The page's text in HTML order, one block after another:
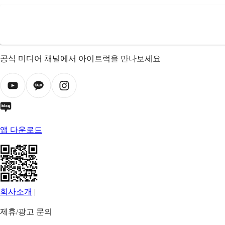
공식 미디어 채널에서 아이트럭을 만나보세요
앱 다운로드
회사소개 |
제휴/광고 문의